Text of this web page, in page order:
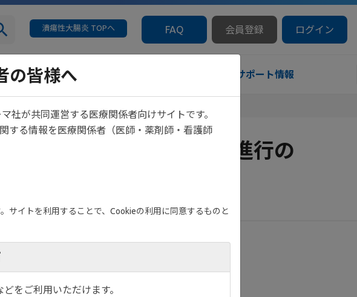
潰瘍性大腸炎 TOPへ FAQ 会員登録 ログイン
イベント情報 診療サポート情報
から目指す、関節破壊進行の
の皆様へ
社が共同運営する医療関係者向けサイトです。
する情報を医療関係者（医師・薬剤師・看護師
サイトを利用することで、Cookieの利用に同意するものと
をご利用いただけます。